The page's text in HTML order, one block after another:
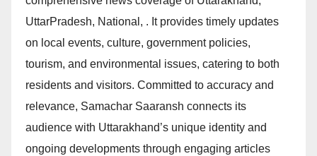
UttarPradesh, National, . It provides timely updates
on local events, culture, government policies,
tourism, and environmental issues, catering to both
residents and visitors. Committed to accuracy and
relevance, Samachar Saaransh connects its
audience with Uttarakhand’s unique identity and
ongoing developments through engaging articles